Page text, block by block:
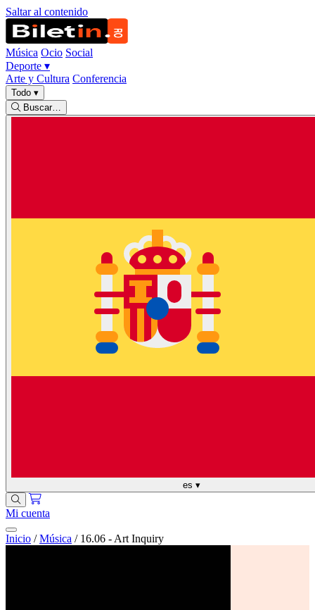
Saltar al contenido
Música Ocio Social
Deporte ▾
Arte y Cultura Conferencia
Todo ▾
Buscar…
es ▾
Mi cuenta
Inicio / Música / 16.06 - Art Inquiry